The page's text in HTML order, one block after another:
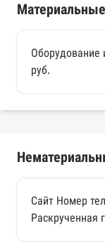
руб.
Сайт Номер
Раскрученная